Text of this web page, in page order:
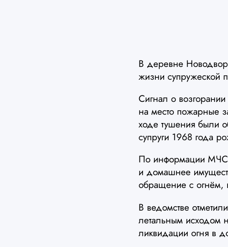
В деревне
жизни супружеской
Сигнал о
на место пожарные
ходе тушения были
супруги 1968 года
По информации
и домашнее
обращение с огнём,
В ведомстве
летальным исходом
ликвидации огня в